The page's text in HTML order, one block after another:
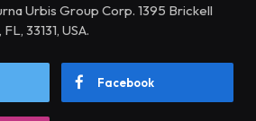
Urbis Group Corp. 1395 Brickell
33131, USA.
Facebook